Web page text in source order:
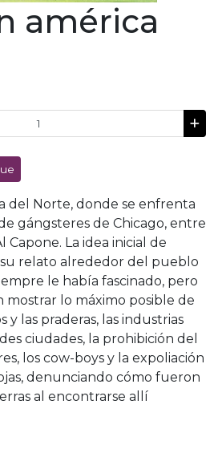
américa
del Norte, donde se enfrenta
gángsteres de Chicago, entre
Capone. La idea inicial de
relato alrededor del pueblo
le había fascinado, pero
mostrar lo máximo posible de
y las praderas, las industrias
ciudades, la prohibición del
los cow-boys y la expoliación
denunciando cómo fueron
al encontrarse allí